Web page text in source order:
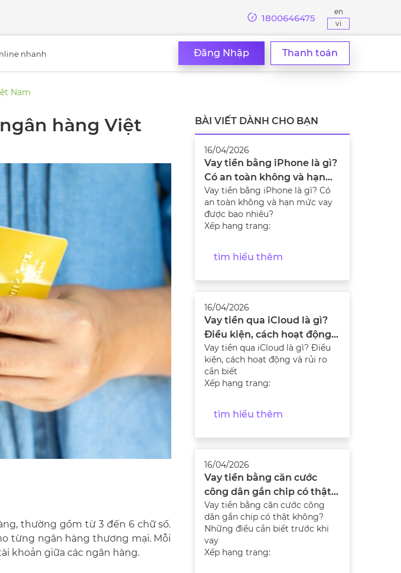
1800646475
en
vi
nhanh Đăng Nhập Thanh toán
Nam
hàng Việt
thường gồm từ 3 đến 6 chữ số.
từng ngân hàng thương mại. Mỗi
khoản giữa các ngân hàng.
BÀI VIẾT DÀNH CHO BẠN
16/04/2026
Vay tiền bằng iPhone là gì?
Có an toàn không và hạn
mức vay được bao nhiêu?
Vay tiền bằng iPhone là gì? Có
an toàn không và hạn mức vay
được bao nhiêu?
Xếp hạng trang:
tìm hiểu thêm
16/04/2026
Vay tiền qua iCloud là gì?
Điều kiện, cách hoạt động
và rủi ro cần biết
Vay tiền qua iCloud là gì? Điều
kiện, cách hoạt động và rủi ro
cần biết
Xếp hạng trang:
tìm hiểu thêm
16/04/2026
Vay tiền bằng căn cước
công dân gắn chip có thật
không? Những điều cần
biết trước khi vay
Vay tiền bằng căn cước công
dân gắn chip có thật không?
Những điều cần biết trước khi
vay
Xếp hạng trang: